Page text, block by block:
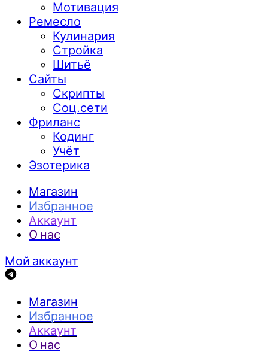
Мотивация
Ремесло
Кулинария
Стройка
Шитьё
Сайты
Скрипты
Соц.сети
Фриланс
Кодинг
Учёт
Эзотерика
Магазин
Избранное
Аккаунт
О нас
Мой аккаунт
Магазин
Избранное
Аккаунт
О нас